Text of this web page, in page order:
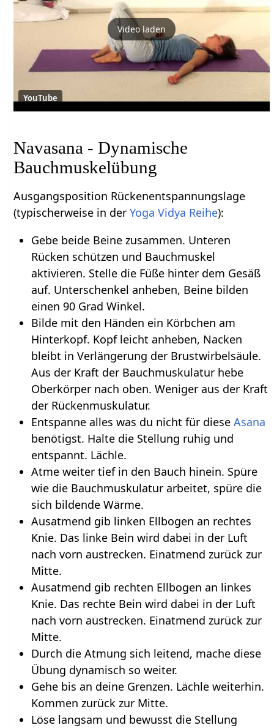
Video laden
YouTube
Navasana - Dynamische
Bauchmuskelübung
Ausgangsposition Rückenentspannungslage
(typischerweise in derYoga Vidya Reihe):
Gebe beide Beine zusammen. Unteren
Rücken schützen und Bauchmuskel
aktivieren. Stelle die Füße hinter dem Gesäß
auf. Unterschenkel anheben, Beine bilden
einen 90 Grad Winkel.
Bilde mit den Händen ein Körbchen am
Hinterkopf. Kopf leicht anheben, Nacken
bleibt in Verlängerung der Brustwirbelsäule.
Aus der Kraft der Bauchmuskulatur hebe
Oberkörper nach oben. Weniger aus der Kraft
der Rückenmuskulatur.
Entspanne alles was du nicht für diese Asana
benötigst. Halte die Stellung ruhig und
entspannt. Lächle.
Atme weiter tief in den Bauch hinein. Spüre
wie die Bauchmuskulatur arbeitet, spüre die
sich bildende Wärme.
Ausatmend gib linken Ellbogen an rechtes
Knie. Das linke Bein wird dabei in der Luft
nach vorn austrecken. Einatmend zurück zur
Mitte.
Ausatmend gib rechten Ellbogen an linkes
Knie. Das rechte Bein wird dabei in der Luft
nach vorn austrecken. Einatmend zurück zur
Mitte.
Durch die Atmung sich leitend, mache diese
Übung dynamisch so weiter.
Gehe bis an deine Grenzen. Lächle weiterhin.
Kommen zurück zur Mitte.
Löse langsam und bewusst die Stellung